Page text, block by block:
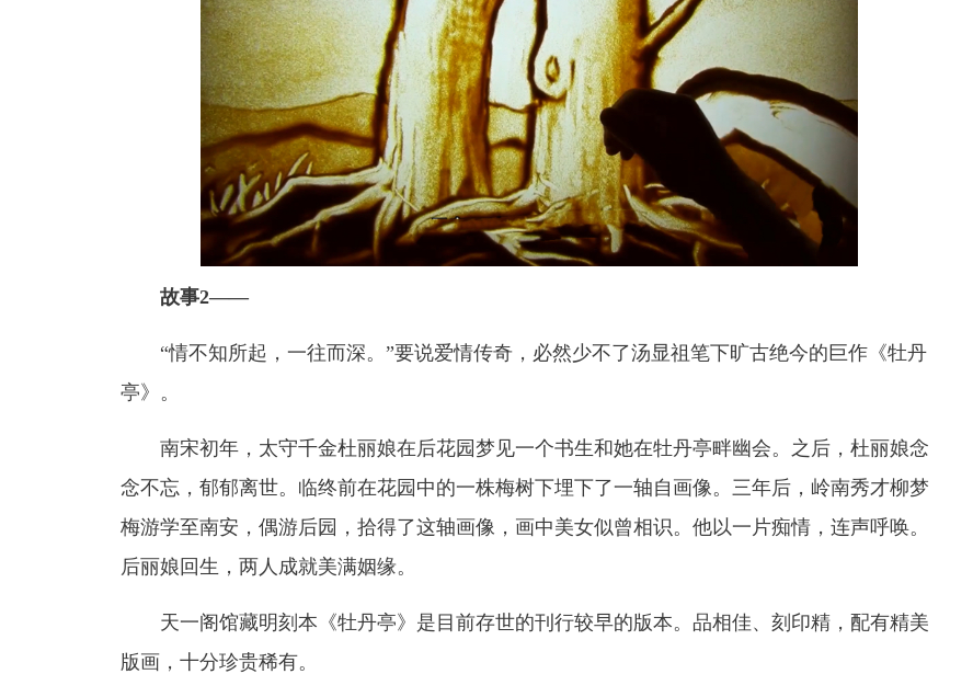
故事2——
“情不知所起，一往而深。”要说爱情传奇，必然少不了汤显祖笔下旷古绝今的巨作《牡丹
亭》。
南宋初年，太守千金杜丽娘在后花园梦见一个书生和她在牡丹亭畔幽会。之后，杜丽娘念
念不忘，郁郁离世。临终前在花园中的一株梅树下埋下了一轴自画像。三年后，岭南秀才柳梦
梅游学至南安，偶游后园，拾得了这轴画像，画中美女似曾相识。他以一片痴情，连声呼唤。
后丽娘回生，两人成就美满姻缘。
天一阁馆藏明刻本《牡丹亭》是目前存世的刊行较早的版本。品相佳、刻印精，配有精美
版画，十分珍贵稀有。